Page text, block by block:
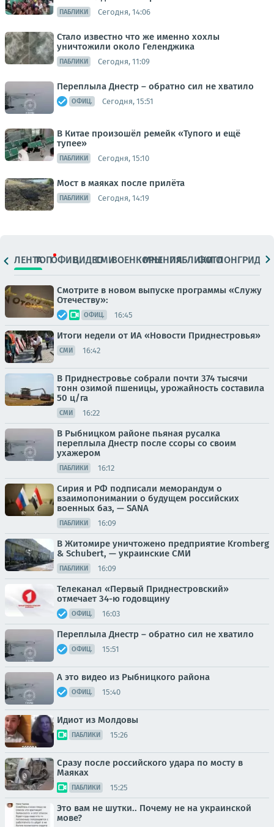
ПАБЛИКИ Сегодня, 14:06
Стало известно что же именно хохлы
уничтожили около Геленджика
ПАБЛИКИ Сегодня, 11:09
Переплыла Днестр – обратно сил не хватило
ОФИЦ. Сегодня, 15:51
В Китае произошёл ремейк «Тупого и ещё
тупее»
ПАБЛИКИ Сегодня, 15:10
Мост в маяках после прилёта
ПАБЛИКИ Сегодня, 14:19
ЛЕНТАТОПОФИЦ.ВИДЕОСМИВОЕНКОРЫМНЕНИЯПАБЛИКИ
ФОТОЛОНГРИДЫ
Смотрите в новом выпуске программы «Служу
Отечеству»:
ОФИЦ. 16:45
Итоги недели от ИА «Новости Приднестровья»
СМИ 16:42
В Приднестровье собрали почти 374 тысячи
тонн озимой пшеницы, урожайность составила
50 ц/га
СМИ 16:22
В Рыбницком районе пьяная русалка
переплыла Днестр после ссоры со своим
ухажером
ПАБЛИКИ 16:12
Сирия и РФ подписали меморандум о
взаимопонимании о будущем российских
военных баз, — SANA
ПАБЛИКИ 16:09
В Житомире уничтожено предприятие Kromberg
& Schubert, — украинские СМИ
ПАБЛИКИ 16:09
Телеканал «Первый Приднестровский»
отмечает 34-ю годовщину
ОФИЦ. 16:03
Переплыла Днестр – обратно сил не хватило
ОФИЦ. 15:51
А это видео из Рыбницкого района
ОФИЦ. 15:40
Идиот из Молдовы
ПАБЛИКИ 15:26
Сразу после российского удара по мосту в
Маяках
ПАБЛИКИ 15:25
Это вам не шутки.. Почему не на украинской
мове?